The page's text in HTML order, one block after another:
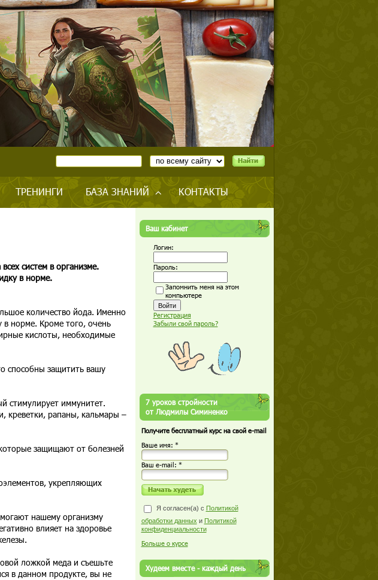
ТРЕНИНГИ БАЗА ЗНАНИЙ КОНТАКТЫ
систем в организме.
в норме.
количество йода. Именно
норме. Кроме того, очень
кислоты, необходимые
способны защитить вашу
стимулирует иммунитет.
креветки, рапаны, кальмары –
защищают от болезней
укрепляющих
нашему организму
влияет на здоровье
ложкой меда и съешьте
в данном продукте, вы не
Ваш кабинет
Логин:
Пароль:
Запомнить меня на этом
компьютере
Регистрация
Забыли свой пароль?
7 уроков стройности
от Людмилы Симиненко
Получите бесплатный курс на свой e-mail
Ваше имя: *
Ваш е-mail: *
Я согласен(а) с Политикой
обработки данных и Политикой
конфиденциальности
Больше о курсе
Худеем вместе - каждый день